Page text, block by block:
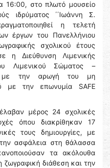
16:00, στο πλωτό μουσείο
ιδρύματος ΄΄Ιωάννη Σ.
η τελετή
έργων του Πανελλήνιου
σχολικού έτους
η Διεύθυνση Λιμενικής
Λιμενικού Σώματος –
με την αρωγή του μη
με την επωνυμία SAFE
μέρος 24 σχολικές
όπου διακρίθηκαν 17
τους δημιουργίες, με
ασφάλεια στη θάλασσα
τα ακόλουθα
ζωγραφική διάθεση και την